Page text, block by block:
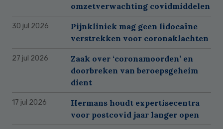
omzetverwachting covidmiddelen
30 jul 2026
Pijnkliniek mag geen lidocaïne
verstrekken voor coronaklachten
27 jul 2026
Zaak over ‘coronamoorden’ en
doorbreken van beroepsgeheim
dient
17 jul 2026
Hermans houdt expertisecentra
voor postcovid jaar langer open